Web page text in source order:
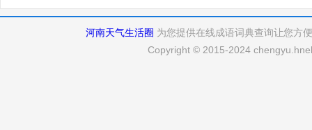
河南天气生活圈 为您提供在线成语词典查询让您方
Copyright © 2015-2024